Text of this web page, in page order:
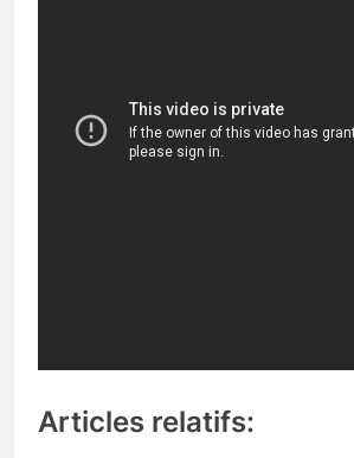
Articles relatifs: